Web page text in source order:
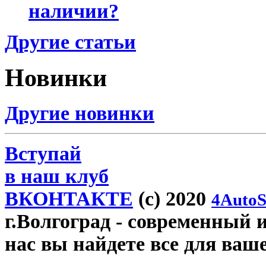
наличии?
Другие статьи
Новинки
Другие новинки
Вступай
в наш клуб
ВКОНТАКТЕ (c) 2020
г.Волгоград - современный
нас вы найдете все для